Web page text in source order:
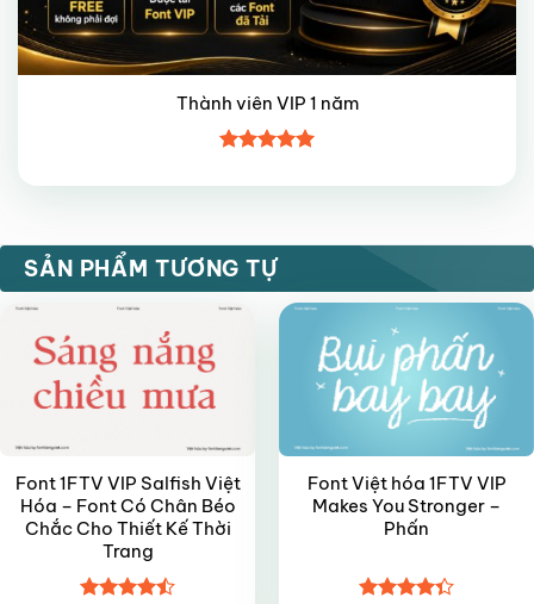
Thành viên VIP 1 năm
hạng55
SẢN PHẨM TƯƠNG TỰ
VIP
Font 1FTV VIP Salfish Việt
Hóa – Font Có Chân Béo
Chắc Cho Thiết Kế Thời
Trang
Font Việt hóa 1FTV VIP
Makes You Stronger –
Phấn